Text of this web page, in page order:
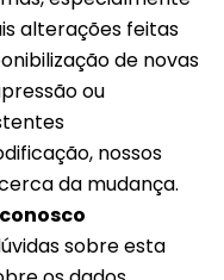
alterações feitas
de novas
ou
nossos
da mudança.
sobre esta